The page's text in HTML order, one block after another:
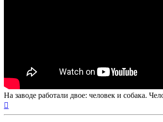
На заводе работали двое: человек и собака.